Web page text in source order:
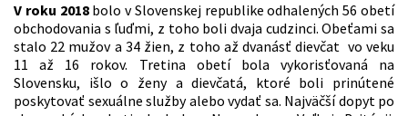
V roku 2018bolo v Slovenskej republike odhalených 56 obetí
obchodovania s ľuďmi, z toho boli dvaja cudzinci. Obeťami sa
stalo 22 mužov a 34 žien, z toho až dvanásť dievčat vo veku
11 až 16 rokov. Tretina obetí bola vykorisťovaná na
Slovensku, išlo o ženy a dievčatá, ktoré boli prinútené
poskytovať sexuálne služby alebo vydať sa. Najväčší dopyt po